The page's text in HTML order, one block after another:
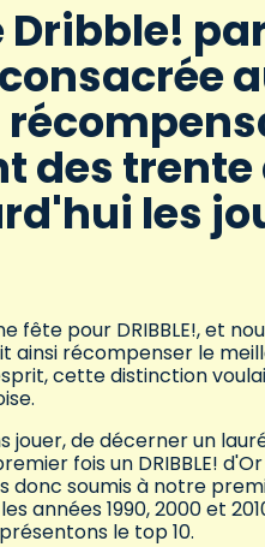
Dribble!
des
les
fête pour DRIBBLE!, et
ainsi récompenser le
cette distinction
jouer, de décerner un
fois un DRIBBLE!
donc soumis à notre
années 1990, 2000 et
le top 10.